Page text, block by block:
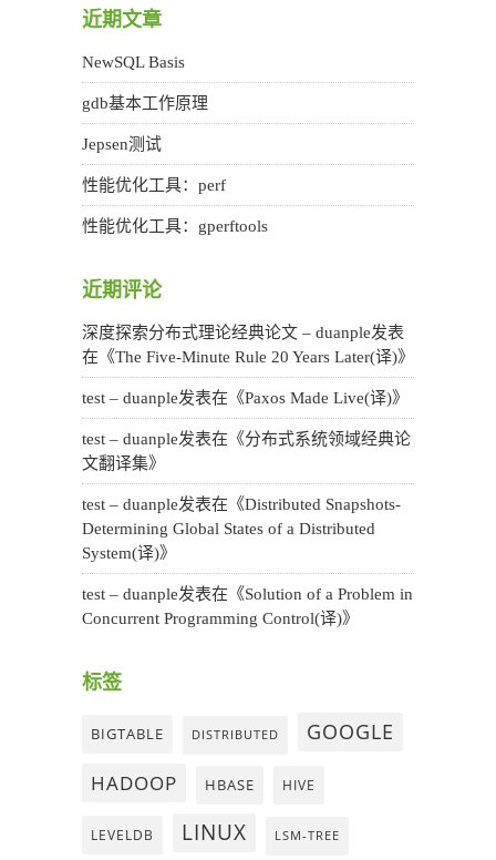
近期文章
NewSQL Basis
gdb基本工作原理
Jepsen测试
性能优化工具：perf
性能优化工具：gperftools
近期评论
深度探索分布式理论经典论文 – duanple发表
在《The Five-Minute Rule 20 Years Later(译)》
test – duanple发表在《Paxos Made Live(译)》
test – duanple发表在《分布式系统领域经典论
文翻译集》
test – duanple发表在《Distributed Snapshots-
Determining Global States of a Distributed
System(译)》
test – duanple发表在《Solution of a Problem in
Concurrent Programming Control(译)》
标签
BIGTABLE DISTRIBUTED GOOGLE
HADOOP HBASE HIVE
LEVELDB LINUX LSM-TREE